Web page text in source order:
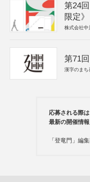
第24
限定》
株式会社中
第71
漢字のまち
応募される際
最新の開催情報
「登竜門」編